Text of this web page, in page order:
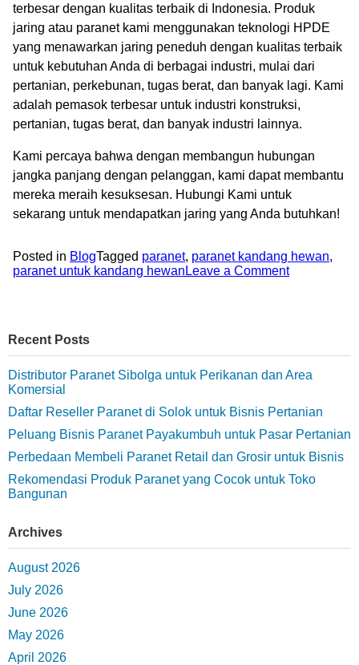
terbesar dengan kualitas terbaik di Indonesia. Produk
jaring atau paranet kami menggunakan teknologi HPDE
yang menawarkan jaring peneduh dengan kualitas terbaik
untuk kebutuhan Anda di berbagai industri, mulai dari
pertanian, perkebunan, tugas berat, dan banyak lagi. Kami
adalah pemasok terbesar untuk industri konstruksi,
pertanian, tugas berat, dan banyak industri lainnya.
Kami percaya bahwa dengan membangun hubungan
jangka panjang dengan pelanggan, kami dapat membantu
mereka meraih kesuksesan. Hubungi Kami untuk
sekarang untuk mendapatkan jaring yang Anda butuhkan!
Posted in BlogTagged paranet, paranet kandang hewan,
paranet untuk kandang hewanLeave a Comment
Recent Posts
Distributor Paranet Sibolga untuk Perikanan dan Area
Komersial
Daftar Reseller Paranet di Solok untuk Bisnis Pertanian
Peluang Bisnis Paranet Payakumbuh untuk Pasar Pertanian
Perbedaan Membeli Paranet Retail dan Grosir untuk Bisnis
Rekomendasi Produk Paranet yang Cocok untuk Toko
Bangunan
Archives
August 2026
July 2026
June 2026
May 2026
April 2026